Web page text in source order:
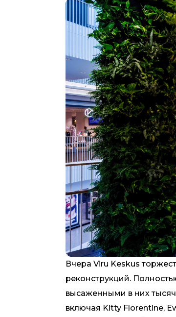
Вчера Viru Keskus
реконструкций.
высаженными в них
включая Kitty Florentine,